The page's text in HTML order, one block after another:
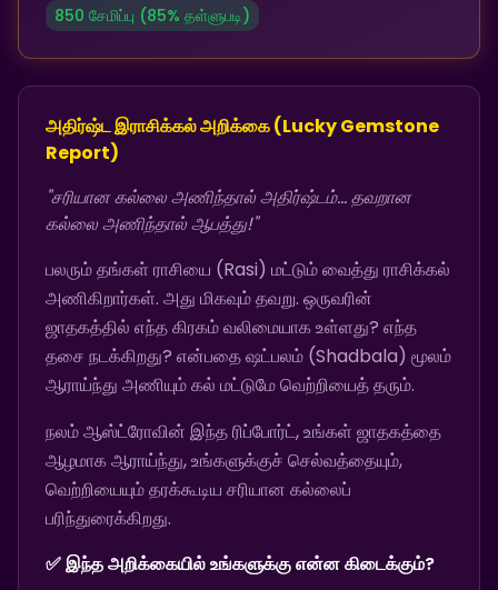
850 சேமிப்பு (85% தள்ளுபடி)
அதிர்ஷ்ட இராசிக்கல் அறிக்கை (Lucky Gemstone
Report)
"சரியான கல்லை அணிந்தால் அதிர்ஷ்டம்... தவறான
கல்லை அணிந்தால் ஆபத்து!"
பலரும் தங்கள் ராசியை (Rasi) மட்டும் வைத்து ராசிக்கல்
அணிகிறார்கள். அது மிகவும் தவறு. ஒருவரின்
ஜாதகத்தில் எந்த கிரகம் வலிமையாக உள்ளது? எந்த
தசை நடக்கிறது? என்பதை ஷட்பலம் (Shadbala) மூலம்
ஆராய்ந்து அணியும் கல் மட்டுமே வெற்றியைத் தரும்.
நலம் ஆஸ்ட்ரோவின் இந்த ரிப்போர்ட், உங்கள் ஜாதகத்தை
ஆழமாக ஆராய்ந்து, உங்களுக்குச் செல்வத்தையும்,
வெற்றியையும் தரக்கூடிய சரியான கல்லைப்
பரிந்துரைக்கிறது.
✅ இந்த அறிக்கையில் உங்களுக்கு என்ன கிடைக்கும்?